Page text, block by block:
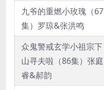
九爷的重燃小玫瑰（67
集）罗琼&张洪鸣
众鬼警戒玄学小祖宗下
山寻夫啦（86集）张庭
睿&郝韵